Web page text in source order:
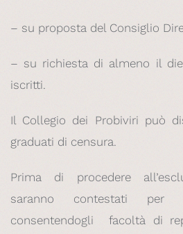
– su proposta del Consiglio
– su richiesta di almeno il
iscritti.
Il Collegio dei Probiviri può
graduati di censura.
Prima di procedere
saranno contestati
consentendogli facoltà di